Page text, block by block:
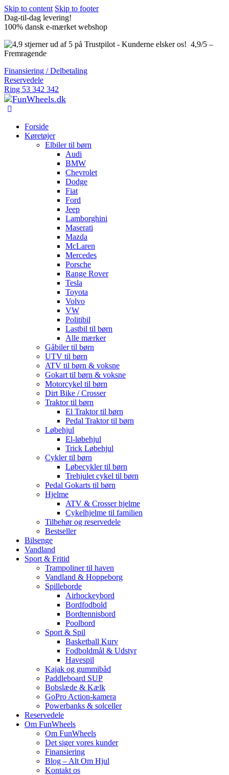
Skip to content Skip to footer
Dag-til-dag levering!
100% dansk e-mærket webshop
4,9/5 –
Fremragende
Finansiering / Delbetaling
Reservedele
Ring 53 342 342
Forside
Køretøjer
Elbiler til børn
Audi
BMW
Chevrolet
Dodge
Fiat
Ford
Jeep
Lamborghini
Maserati
Mazda
McLaren
Mercedes
Porsche
Range Rover
Tesla
Toyota
Volvo
VW
Politibil
Lastbil til børn
Alle mærker
Gåbiler til børn
UTV til børn
ATV til børn & voksne
Gokart til børn & voksne
Motorcykel til børn
Dirt Bike / Crosser
Traktor til børn
El Traktor til børn
Pedal Traktor til børn
Løbehjul
El-løbehjul
Trick Løbehjul
Cykler til børn
Løbecykler til børn
Trehjulet cykel til børn
Pedal Gokarts til børn
Hjelme
ATV & Crosser hjelme
Cykelhjelme til familien
Tilbehør og reservedele
Bestseller
Bilsenge
Vandland
Sport & Fritid
Trampoliner til haven
Vandland & Hoppeborg
Spilleborde
Airhockeybord
Bordfodbold
Bordtennisbord
Poolbord
Sport & Spil
Basketball Kurv
Fodboldmål & Udstyr
Havespil
Kajak og gummibåd
Paddleboard SUP
Bobslæde & Kælk
GoPro Action-kamera
Powerbanks & solceller
Reservedele
Om FunWheels
Om FunWheels
Det siger vores kunder
Finansiering
Blog – Alt Om Hjul
Kontakt os